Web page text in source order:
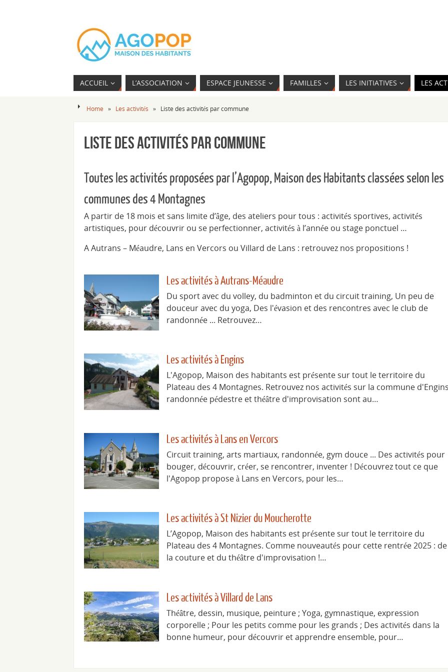
ACCUEIL L’ASSOCIATION ESPACE JEUNESSE FAMILLES LES INITIATIVES LES
Home » Les activités » Liste des activités par commune
Liste des activités par commune
Toutes les activités proposées par l’Agopop, Maison des Habitants classées selon les
communes des 4 Montagnes
A partir de 18 mois et sans limite d’âge, des ateliers pour tous : activités sportives, activités
artistiques, pour découvrir ou se perfectionner, activités à l’année ou stage ponctuel …
A Autrans – Méaudre, Lans en Vercors ou Villard de Lans : retrouvez nos propositions !
Les activités à Autrans-Méaudre
Du sport avec du volley, du badminton et du circuit training, Un peu de
douceur avec du yoga, Des l'évasion et des rencontres avec le club de
randonnée ... Retrouvez…
Les activités à Engins
L'Agopop, Maison des habitants est présente sur tout le territoire du
Plateau des 4 Montagnes. Retrouvez nos activités sur la commune
randonnée pédestre et théâtre d'improvisation sont au…
Les activités à Lans en Vercors
Circuit training, arts martiaux, randonnée, gym douce ... Des activités pour
bouger, découvrir, créer, se rencontrer, inventer ! Découvrez tout ce que
l'Agopop propose à Lans en Vercors, pour les…
Les activités à St Nizier du Moucherotte
L’Agopop, Maison des habitants est présente sur tout le territoire du
Plateau des 4 Montagnes. Comme nouveautés pour cette rentrée 2025 : de
la couture et du théâtre d'improvisation !…
Les activités à Villard de Lans
Théâtre, dessin, musique, peinture ; Yoga, gymnastique, expression
corporelle ; Pour les petits comme pour les grands ; Des activités dans la
bonne humeur, pour découvrir et apprendre ensemble, pour…